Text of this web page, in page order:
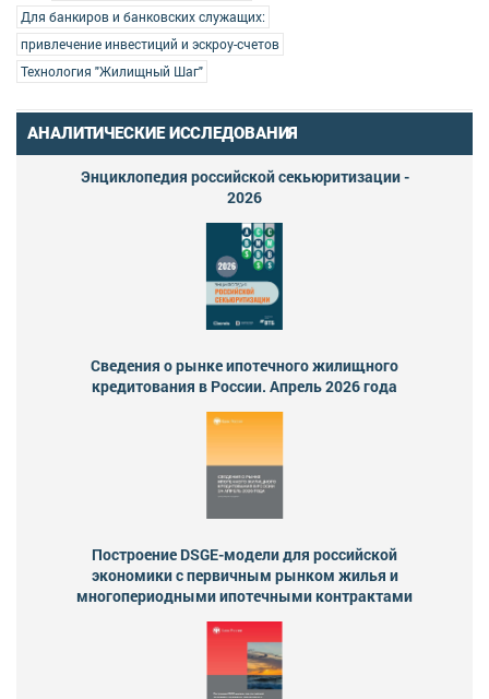
Для банкиров и банковских служащих:
привлечение инвестиций и эскроу-счетов
Технология "Жилищный Шаг"
АНАЛИТИЧЕСКИЕ ИССЛЕДОВАНИЯ
Энциклопедия российской секьюритизации -
2026
Сведения о рынке ипотечного жилищного
кредитования в России. Апрель 2026 года
Построение DSGE-модели для российской
экономики с первичным рынком жилья и
многопериодными ипотечными контрактами